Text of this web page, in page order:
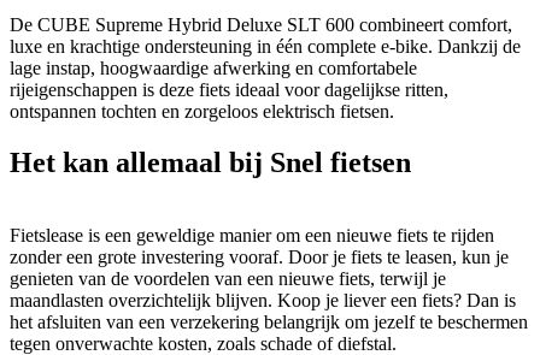
De CUBE Supreme Hybrid Deluxe SLT 600 combineert comfort,
luxe en krachtige ondersteuning in één complete e-bike. Dankzij de
lage instap, hoogwaardige afwerking en comfortabele
rijeigenschappen is deze fiets ideaal voor dagelijkse ritten,
ontspannen tochten en zorgeloos elektrisch fietsen.
Het kan allemaal bij Snel fietsen
Fietslease is een geweldige manier om een nieuwe fiets te rijden
zonder een grote investering vooraf. Door je fiets te leasen, kun je
genieten van de voordelen van een nieuwe fiets, terwijl je
maandlasten overzichtelijk blijven. Koop je liever een fiets? Dan is
het afsluiten van een verzekering belangrijk om jezelf te beschermen
tegen onverwachte kosten, zoals schade of diefstal.